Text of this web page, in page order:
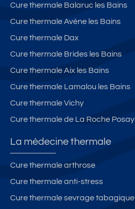
Cure thermale Balaruc les Bains
Cure thermale Avène les Bains
Cure thermale Dax
Cure thermale Brides les Bains
Cure thermale Aix les Bains
Cure thermale Lamalou les Bains
Cure thermale Vichy
Cure thermale de La Roche Posay
La médecine thermale
Cure thermale arthrose
Cure thermale anti-stress
Cure thermale sevrage tabagique